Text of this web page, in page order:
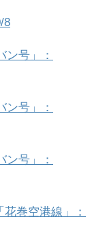
8
ン号」：
号」：
ン号」：
巻空港線」：